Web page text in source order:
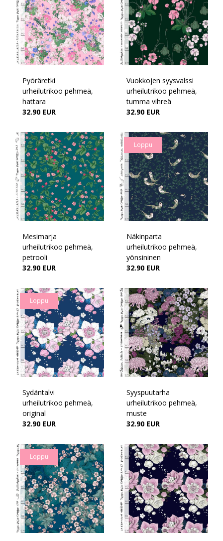
Pyöräretki
urheilutrikoo pehmeä,
hattara
32.90 EUR
Vuokkojen syysvalssi
urheilutrikoo pehmeä,
tumma vihreä
32.90 EUR
Mesimarja
urheilutrikoo pehmeä,
petrooli
32.90 EUR
Loppu
Näkinparta
urheilutrikoo pehmeä,
yönsininen
32.90 EUR
Loppu
Sydäntalvi
urheilutrikoo pehmeä,
original
32.90 EUR
Syyspuutarha
urheilutrikoo pehmeä,
muste
32.90 EUR
Loppu